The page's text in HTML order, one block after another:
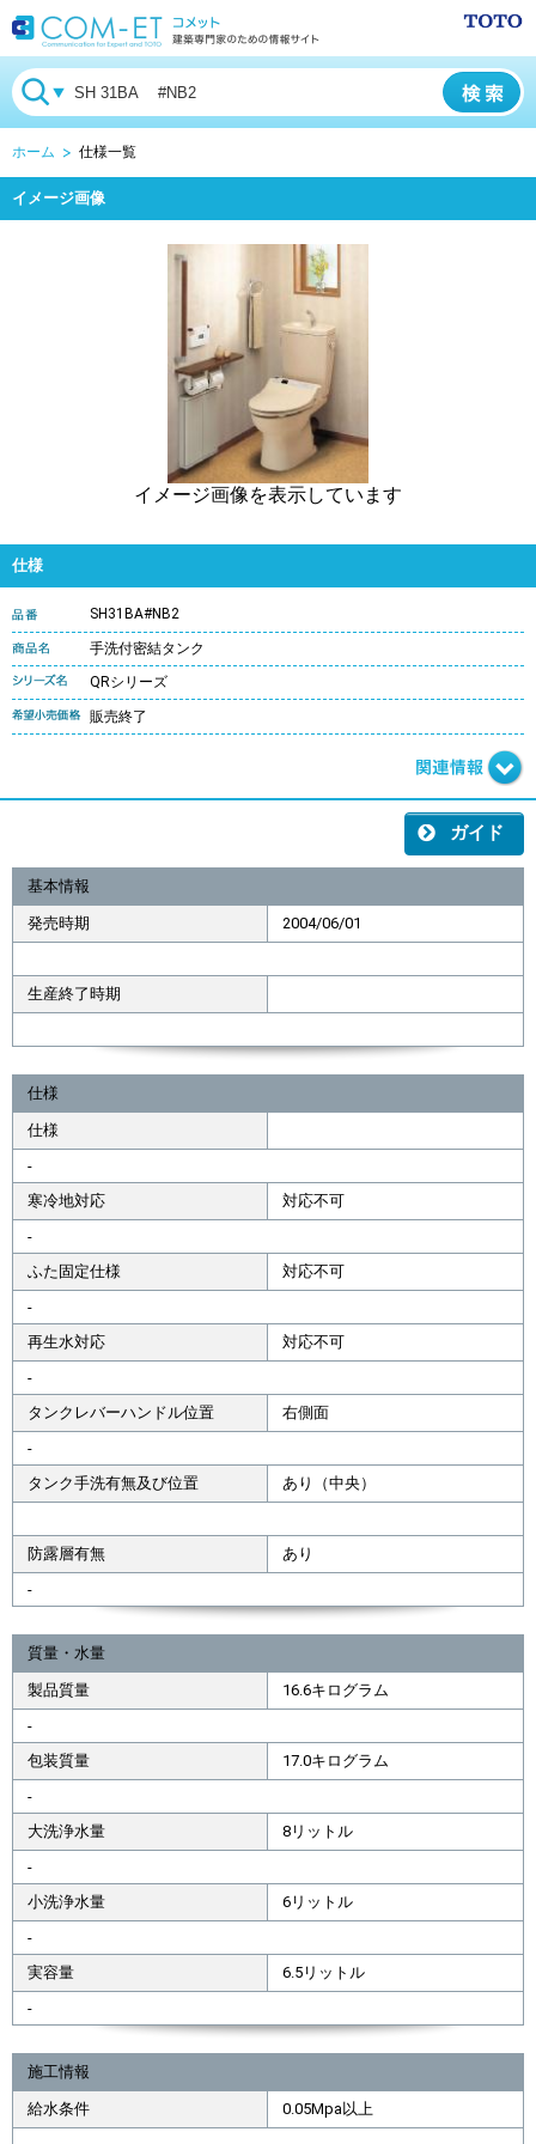
ホーム 仕様一覧
イメージ画像
イメージ画像を表示しています
仕様
SH31BA#NB2
手洗付密結タンク
QRシリーズ
販売終了
ガイド
基本情報
発売時期 2004/06/01
生産終了時期
仕様
仕様
-
寒冷地対応
対応不可
-
ふた固定仕様
対応不可
-
再生水対応
対応不可
-
タンクレバーハンドル位置
右側面
-
タンク手洗有無及び位置
あり（中央）
防露層有無
あり
-
質量・水量
製品質量
16.6キログラム
-
包装質量
17.0キログラム
-
大洗浄水量
8リットル
-
小洗浄水量
6リットル
-
実容量
6.5リットル
-
施工情報
給水条件
0.05Mpa以上